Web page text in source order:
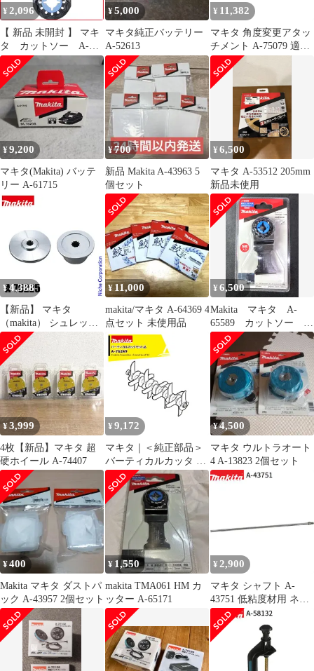
¥ 2,096
【 新品 未開封 】 マキ
タ カットソー A-
63909 未使用 送料無料
¥5,000
マキタ純正バッテリー
A-52613
¥ 11,382
マキタ 角度変更アタッ
チメント A-75079 適合
機種MUA002GZ /
MUA251DZ
¥9,200
マキタ(Makita) バッテ
リー A-61715
¥700
新品 Makita A-43963 5
個セット
¥6,500
マキタ A-53512 205mm
新品未使用
¥4,388
【新品】 マキタ
（makita） シュレッダ
ーブレード付属セット
品 A-75225 草刈機 刈払
機 刈払い機 アクセサリ
ー
¥ 11,000
makita/マキタ A-64369 4
点セット 未使用品
¥6,500
Makita マキタ A-
65589 カットソー
TMA061HM
¥3,999
4枚【新品】マキタ 超
硬ホイール A-74407
¥ 9,172
マキタ｜＜純正部品＞
バーティカルカッタ A-
76249
¥4,500
マキタ ウルトラオート
4 A-13823 2個セット
¥400
Makita マキタ ダストパ
ック A-43957 2個セット
¥ 1,550
makita TMA061 HM カ
ッター A-65171
¥ 2,900
マキタ シャフト A-
43751 低粘度材用 ネジ
込み式 M12 カクハン機
用 makita 正規品 純正品
撹拌機 撹拌 かくはん機
かくはん アクセサリ ア
タッチメント 部品 交換